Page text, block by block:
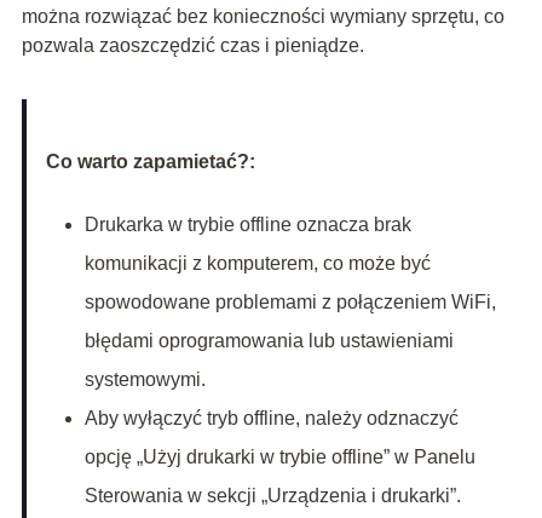
można rozwiązać bez konieczności wymiany sprzętu, co
pozwala zaoszczędzić czas i pieniądze.
Co warto zapamietać?:
Drukarka w trybie offline oznacza brak
komunikacji z komputerem, co może być
spowodowane problemami z połączeniem WiFi,
błędami oprogramowania lub ustawieniami
systemowymi.
Aby wyłączyć tryb offline, należy odznaczyć
opcję „Użyj drukarki w trybie offline” w Panelu
Sterowania w sekcji „Urządzenia i drukarki”.